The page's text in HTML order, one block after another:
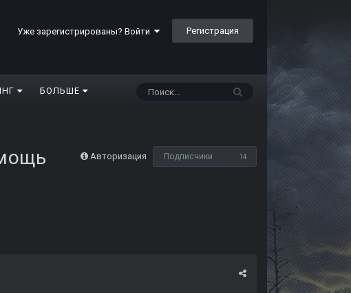
Уже зарегистрированы? Войти Регистрация
БОЛЬШЕ
Авторизация Подписчики 14